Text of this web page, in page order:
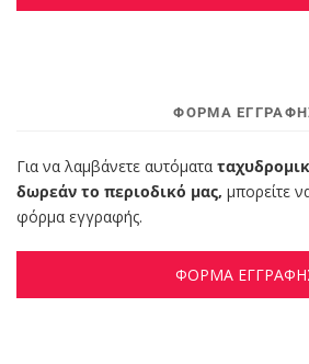
ΦΌΡΜΑ
Για να λαμβάνετε αυτόματα
δωρεάν το περιοδικό μας, μπορείτε
φόρμα εγγραφής.
ΦΟΡΜΑ